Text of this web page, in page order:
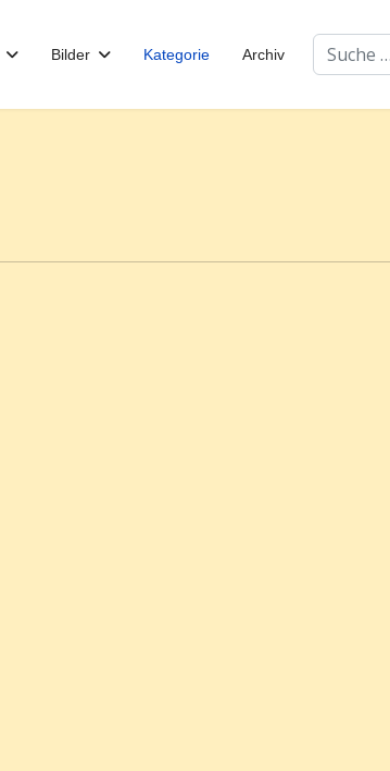
Bilder Kategorie Archiv Suchen